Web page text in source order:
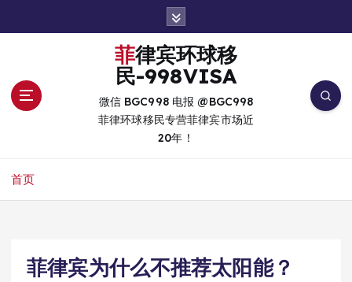
菲律宾环球移
民-998VISA
微信 BGC998 电报 @BGC998
菲律环球移民专营菲律宾市场近
20年！
首页
菲律宾为什么不推荐太阳能？